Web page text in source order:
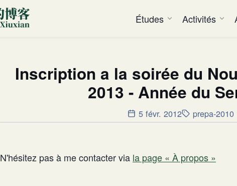
Études Activités
Inscription a la soirée du
2013 - Année du
5 févr. 2012 prepa-2010
N'hésitez pas à me contacter via la page « À propos »